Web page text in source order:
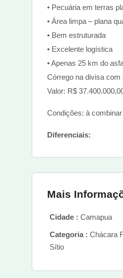
• Pecuária em terras
• Área limpa – plana
• Bem estruturada
• Excelente logística
• Apenas 25 km do
Córrego na divisa com
Valor: R$
Condições: à combinar
Diferenciais:
Mais
Cidade : Camapua
Categoria : Chácara
Sítio